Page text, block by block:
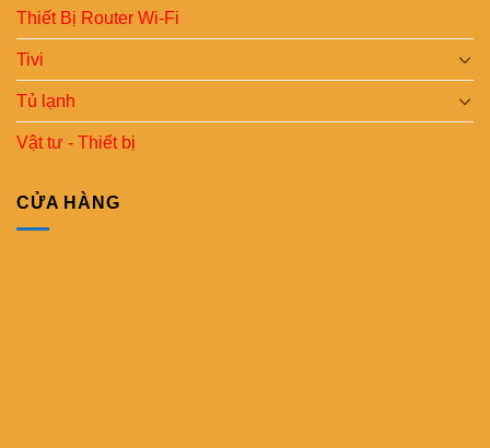
Thiết Bị Router Wi-Fi
Tivi
Tủ lạnh
Vật tư - Thiết bị
CỬA HÀNG